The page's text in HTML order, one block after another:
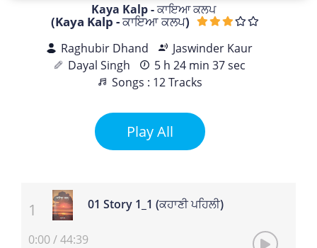
Kaya Kalp - ਕਾਇਆ ਕਲਪ
(Kaya Kalp - ਕਾਇਆ ਕਲਪ)
Raghubir Dhand
Jaswinder Kaur
Dayal Singh
5 h 24 min 37 sec
Songs : 12 Tracks
Play All
01 Story 1_1 (ਕਹਾਣੀ ਪਹਿਲੀ)
0:00/44:39